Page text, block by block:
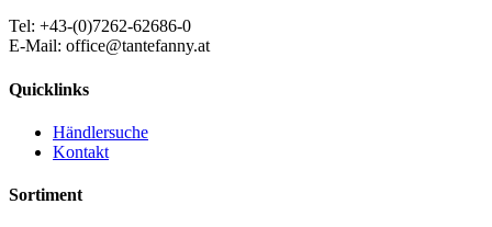
Tel: +43-(0)7262-62686-0
E-Mail: office@tantefanny.at
Quicklinks
Händlersuche
Kontakt
Sortiment